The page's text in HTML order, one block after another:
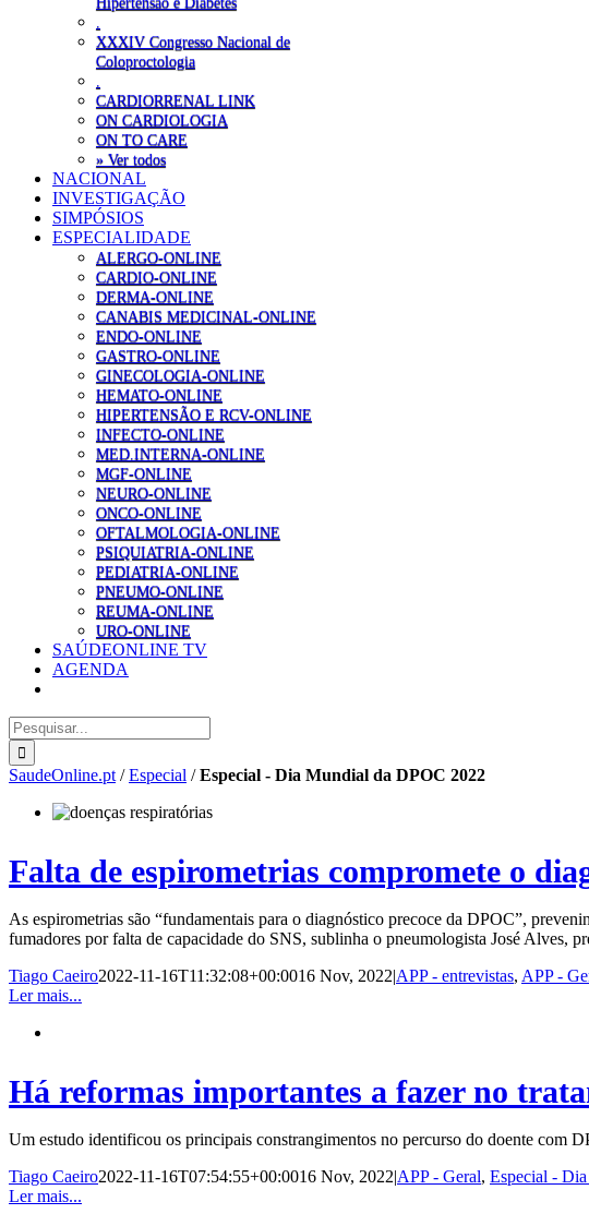
XXXIV Congresso Nacional de
Coloproctologia
CARDIORRENAL LINK
ON CARDIOLOGIA
ON TO CARE
» Ver todos
NACIONAL
INVESTIGAÇÃO
SIMPÓSIOS
ESPECIALIDADE
ALERGO-ONLINE
CARDIO-ONLINE
DERMA-ONLINE
CANABIS MEDICINAL-ONLINE
ENDO-ONLINE
GASTRO-ONLINE
GINECOLOGIA-ONLINE
HEMATO-ONLINE
HIPERTENSÃO E RCV-ONLINE
INFECTO-ONLINE
MED.INTERNA-ONLINE
MGF-ONLINE
NEURO-ONLINE
ONCO-ONLINE
OFTALMOLOGIA-ONLINE
PSIQUIATRIA-ONLINE
PEDIATRIA-ONLINE
PNEUMO-ONLINE
REUMA-ONLINE
URO-ONLINE
SAÚDEONLINE TV
AGENDA
Pesquisar
SaudeOnline.pt /Especial /Especial - Dia Mundial da DPOC 2022
Falta de espirometrias compromete o
As espirometrias são “fundamentais para o diagnóstico precoce da DPOC”,
fumadores por falta de capacidade do SNS, sublinha o pneumologista José Alves,
Tiago Caeiro2022-11-16T11:32:08+00:0016 Nov, 2022|APP - entrevistas, APP -
Ler mais...
Há reformas importantes a fazer no
Um estudo identificou os principais constrangimentos no percurso do doente com
Tiago Caeiro2022-11-16T07:54:55+00:0016 Nov, 2022|APP - Geral, Especial -
Ler mais...